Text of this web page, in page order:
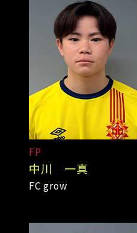
FP
中川 一真
FC grow